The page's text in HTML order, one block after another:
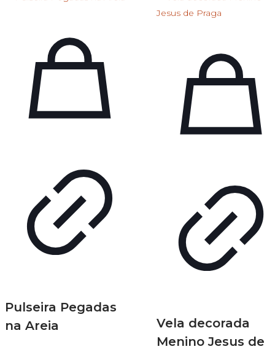
Pulseira Pegadas
na Areia
Vela decorada
Menino Jesus de